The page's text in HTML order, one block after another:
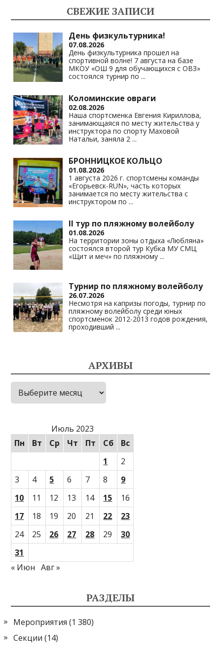
as
s
ni
ki
a
m
A
p
p
Li
n
k
СВЕЖИЕ ЗАПИСИ
День физкультурника!
07.08.2026
День физкультурника прошел на
спортивной волне! 7 августа на базе
МКОУ «ОШ 9 для обучающихся с ОВЗ»
состоялся турнир по ...
Коломинские овраги
02.08.2026
Наша спортсменка Евгения Кириллова,
занимающаяся по месту жительства у
инструктора по спорту Маховой
Натальи, заняла 2 ...
БРОННИЦКОЕ КОЛЬЦО
01.08.2026
1 августа 2026 г. спортсмены команды
«Егорьевск-RUN», часть которых
занимается по месту жительства с
инструктором по ...
II тур по пляжному волейболу
01.08.2026
На территории зоны отдыха «Любляна»
состоялся второй тур Кубка МУ СМЦ
«Щит и меч» по пляжному ...
Турнир по пляжному волейболу
26.07.2026
Несмотря на капризы погоды, турнир по
пляжному волейболу среди юных
спортсменок 2012-2013 годов рождения,
проходивший ...
АРХИВЫ
Архивы
Июль 2023
Пн
Вт Ср Чт Пт Сб
Вс
1
2
3
4 5 6 7 8
9
10
11 12 13 14 15
16
17
18 19 20 21 22
23
24
25 26 27 28 29
30
31
« Июн
Авг »
РАЗДЕЛЫ
Мероприятия (1 380)
Секции (14)